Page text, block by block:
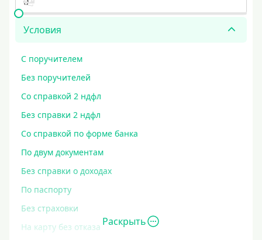
Условия
С поручителем
Без поручителей
Со справкой 2 ндфл
Без справки 2 ндфл
Со справкой по форме банка
По двум документам
Без справки о доходах
По паспорту
Без страховки
На карту без отказа Раскрыть